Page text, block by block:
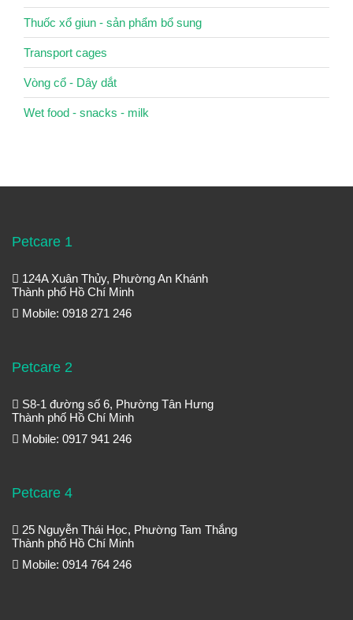
Thuốc xổ giun - sản phẩm bổ sung
Transport cages
Vòng cổ - Dây dắt
Wet food - snacks - milk
Petcare 1
124A Xuân Thủy, Phường An Khánh
Thành phố Hồ Chí Minh
Mobile: 0918 271 246
Petcare 2
S8-1 đường số 6, Phường Tân Hưng
Thành phố Hồ Chí Minh
Mobile: 0917 941 246
Petcare 4
25 Nguyễn Thái Học, Phường Tam Thắng
Thành phố Hồ Chí Minh
Mobile: 0914 764 246